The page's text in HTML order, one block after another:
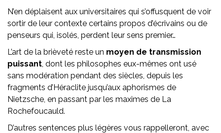
N’en déplaisent aux universitaires qui s’offusquent de voir
sortir de leur contexte certains propos d’écrivains ou de
penseurs qui, isolés, perdent leur sens premier…
L’art de la brièveté reste un moyen de transmission
puissant, dont les philosophes eux-mêmes ont usé
sans modération pendant des siècles, depuis les
fragments d’Héraclite jusqu’aux aphorismes de
Nietzsche, en passant par les maximes de La
Rochefoucauld.
D’autres sentences plus légères vous rappelleront, avec